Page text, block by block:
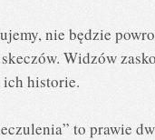
nie będzie
Widzów
historie.
to prawie